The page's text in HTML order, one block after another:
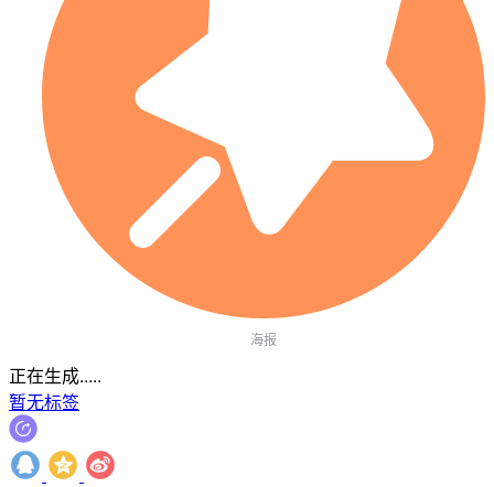
海报
正在生成.....
暂无标签